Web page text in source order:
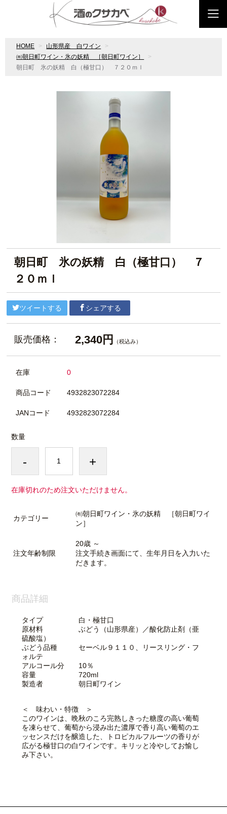
HOME
山形県産 白ワイン
㈲朝日町ワイン・氷の妖精 ［朝日町ワイン］
朝日町 氷の妖精 白（極甘口） ７２０ｍｌ
朝日町 氷の妖精 白（極甘口） ７
２０ｍｌ
ツイートする シェアする
販売価格： 2,340円 （税込み）
在庫 0
商品コード 4932823072284
JANコード 4932823072284
数量
- +
在庫切れのため注文いただけません。
カテゴリー
㈲朝日町ワイン・氷の妖精 ［朝日町ワイ
ン］
注文年齢制限
20歳 ～
注文手続き画面にて、生年月日を入力いた
だきます。
商品詳細
タイプ 白・極甘口
原材料 ぶどう（山形県産）／酸化防止剤（亜
硫酸塩）
ぶどう品種 セーベル９１１０、リースリング・フ
ォルテ
アルコール分 10％
容量 720ml
製造者 朝日町ワイン
＜ 味わい・特徴 ＞
このワインは、晩秋のころ完熟しきった糖度の高い葡萄
を凍らせて、葡萄から浸み出た濃厚で香り高い葡萄のエ
ッセンスだけを醸造した、トロピカルフルーツの香りが
広がる極甘口の白ワインです。キリッと冷やしてお愉し
み下さい。